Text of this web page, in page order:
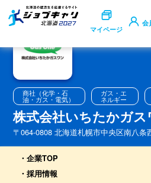
マイページ
会
商社（化学・石
油・ガス・電気）
ガス・エ
ネルギー
株式会社いちたかガス
〒064-0808 北海道札幌市中央区南八条
企業TOP
採用情報